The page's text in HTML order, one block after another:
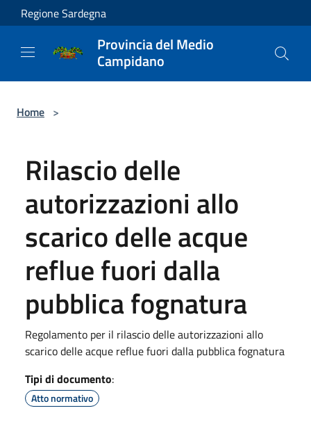
Salta al contenuto principale
Regione Sardegna
Provincia del Medio
Campidano
Home >
Rilascio delle
autorizzazioni allo
scarico delle acque
reflue fuori dalla
pubblica fognatura
Regolamento per il rilascio delle autorizzazioni allo
scarico delle acque reflue fuori dalla pubblica fognatura
Tipi di documento:
Atto normativo